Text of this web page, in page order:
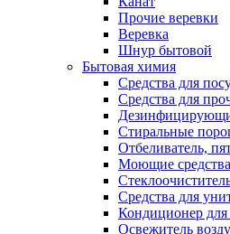
Прочие веревки
Веревка
Шнур бытовой
Бытовая химия
Средства для
Средства для
Стиральные
Отбеливатель,
Моющие средства
Средства для
Кондиционер для
Освежитель